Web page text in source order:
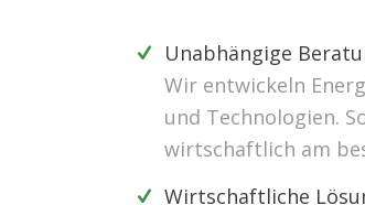
Unabhängige
Wir entwickeln
und Technologien.
wirtschaftlich am
Wirtschaftliche